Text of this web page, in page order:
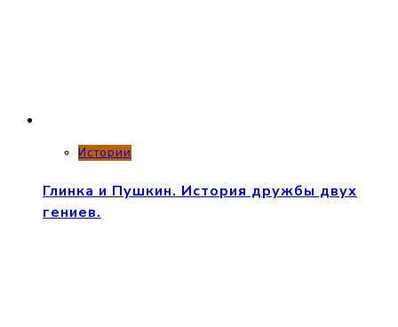
Истории
Глинка и Пушкин. История дружбы двух
гениев.